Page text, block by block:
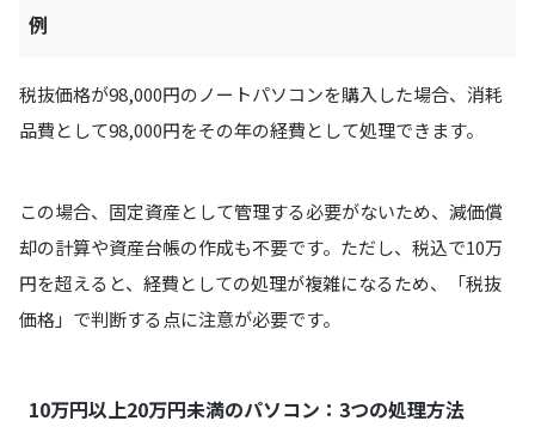
例
税抜価格が98,000円のノートパソコンを購入した場合、消耗
品費として98,000円をその年の経費として処理できます。
この場合、固定資産として管理する必要がないため、減価償
却の計算や資産台帳の作成も不要です。ただし、税込で10万
円を超えると、経費としての処理が複雑になるため、「税抜
価格」で判断する点に注意が必要です。
10万円以上20万円未満のパソコン：3つの処理方法